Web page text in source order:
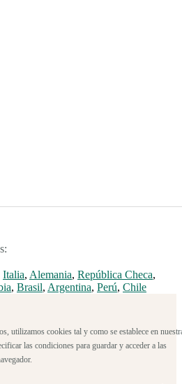
Italia, Alemania, República Checa,
, Brasil, Argentina, Perú, Chile
utilizamos cookies tal y como se establece en
las condiciones para guardar y acceder a las